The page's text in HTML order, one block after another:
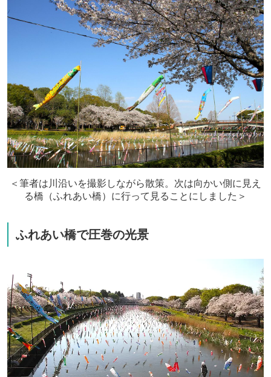
＜筆者は川沿いを撮影しながら散策。次は向かい側に見え
る橋（ふれあい橋）に行って見ることにしました＞
ふれあい橋で圧巻の光景